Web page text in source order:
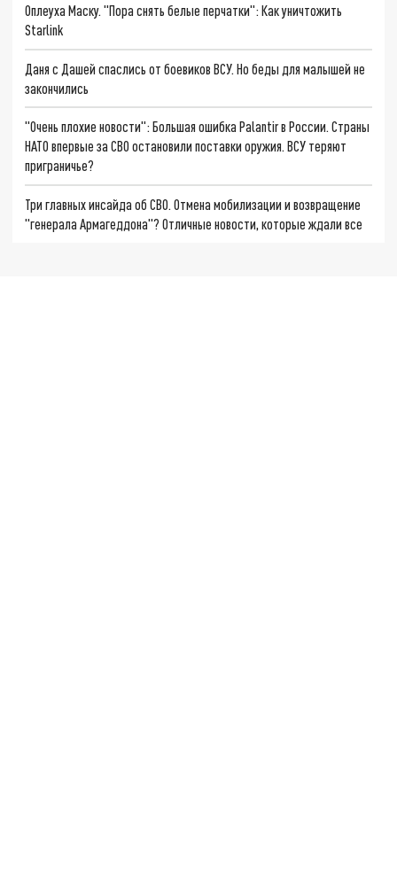
Оплеуха Маску. "Пора снять белые перчатки": Как уничтожить
Starlink
Даня с Дашей спаслись от боевиков ВСУ. Но беды для малышей не
закончились
"Очень плохие новости": Большая ошибка Palantir в России. Страны
НАТО впервые за СВО остановили поставки оружия. ВСУ теряют
приграничье?
Три главных инсайда об СВО. Отмена мобилизации и возвращение
"генерала Армагеддона"? Отличные новости, которые ждали все